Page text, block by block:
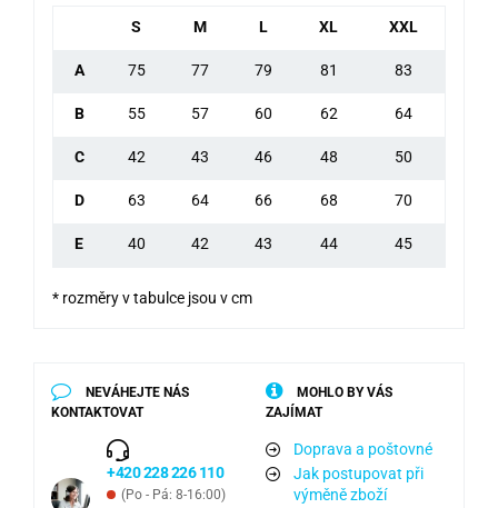
S M L XL XXL
A 75 77 79 81 83
B 55 57 60 62 64
C 42 43 46 48 50
D 63 64 66 68 70
E 40 42 43 44 45
* rozměry v tabulce jsou v cm
NEVÁHEJTE NÁS
KONTAKTOVAT
+420 228 226 110
(Po - Pá: 8-16:00)
MOHLO BY VÁS
ZAJÍMAT
Doprava a poštovné
Jak postupovat při
výměně zboží